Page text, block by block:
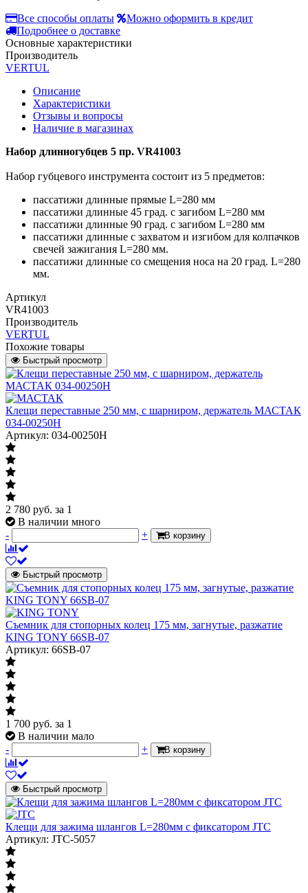
Все способы оплаты
Можно оформить в кредит
Подробнее о доставке
Основные характеристики
Производитель
VERTUL
Описание
Характеристики
Отзывы и вопросы
Наличие в магазинах
Набор длинногубцев 5 пр. VR41003
Набор губцевого инструмента состоит из 5 предметов:
пассатижи длинные прямые L=280 мм
пассатижи длинные 45 град. с загибом L=280 мм
пассатижи длинные 90 град. с загибом L=280 мм
пассатижи длинные с захватом и изгибом для колпачков
свечей зажигания L=280 мм.
пассатижи длинные со смещения носа на 20 град. L=280
мм.
Артикул
VR41003
Производитель
VERTUL
Похожие товары
Быстрый просмотр
Клещи переставные 250 мм, с шарниром, держатель МАСТАК
034-00250H
Артикул: 034-00250H
2 780 руб. за 1
В наличии много
-
+ В корзину
Быстрый просмотр
Съемник для стопорных колец 175 мм, загнутые, разжатие
KING TONY 66SB-07
Артикул: 66SB-07
1 700 руб. за 1
В наличии мало
-
+ В корзину
Быстрый просмотр
Клещи для зажима шлангов L=280мм с фиксатором JTC
Артикул: JTC-5057